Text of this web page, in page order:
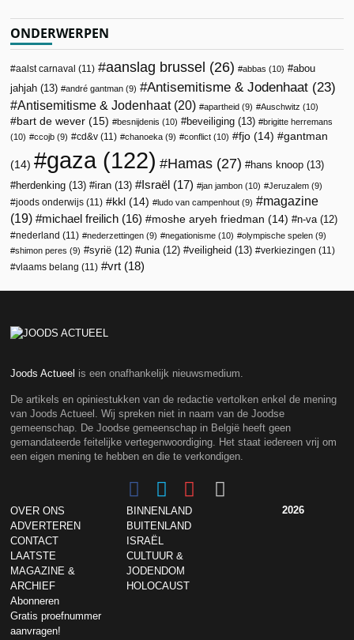
ONDERWERPEN
aalst carnaval (11) aanslag brussel (26) abbas (10)
abou
jahjah (13) andré gantman (9) Antisemitisme & Jodenhaat (23)
Antisemitisme & Jodenhaat(20) apartheid (9) Auschwitz (10)
bart de wever (15) besnijdenis (10) beveiliging (13)
brigitte herremans
(10)
ccojb (9) cd&v (11) chanoeka (9) conflict (10) fjo (14) gantman
(14) gaza (122) Hamas (27) hans knoop (13)
herdenking (13) iran (13) Israël (17) jan jambon (10) Jeruzalem (9)
joods onderwijs (11) kkl (14) ludo van campenhout (9)
magazine
(19)
michael freilich (16) moshe aryeh friedman (14) n-va (12)
nederland (11) nederzettingen (9) negationisme (10) olympische spelen (9)
shimon peres (9) syrië (12) unia (12) veiligheid (13) verkiezingen (11)
vlaams belang (11) vrt (18)
Joods Actueel is een onafhankelijk nieuwsmedium.
De artikels en opiniestukken van de redactie vertolken enkel de mening
van Joods Actueel. Wij spreken niet in naam van de Joodse
gemeenschap. De Joodse gemeenschap in België heeft geen
gemandateerde feitelijke vertegenwoordiging. Het staat iedereen vrij om
een eigen mening te hebben en die te verkondigen.
OVER ONS
ADVERTEREN
CONTACT
LAATSTE
MAGAZINE &
ARCHIEF
Abonneren
Gratis proefnummer
aanvragen!
BINNENLAND
BUITENLAND
ISRAËL
CULTUUR &
JODENDOM
HOLOCAUST
2026